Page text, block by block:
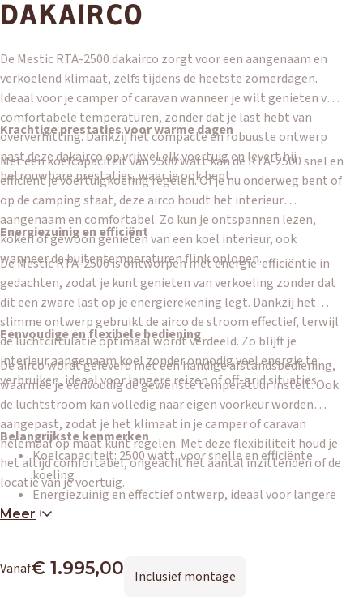
DAKAIRCO
De Mestic RTA-2500 dakairco zorgt voor een aangenaam en
verkoelend klimaat, zelfs tijdens de heetste zomerdagen.
Ideaal voor je camper of caravan wanneer je wilt genieten van
comfortabele temperaturen, zonder dat je last hebt van
oververhitting. Dankzij het compacte en robuuste ontwerp
past deze dakairco op vrijwel elk voertuig en levert hij
betrouwbare prestaties, waar je ook bent.
Krachtige prestaties voor warme dagen
Met een koelcapaciteit van 2500 watt kan de RTA-2500 snel en
efficiënt je voertuigkoeling regelen. Of je nu onderweg bent of
op de camping staat, deze airco houdt het interieur
aangenaam en comfortabel. Zo kun je ontspannen lezen,
koken of gewoon genieten van een koel interieur, ook
wanneer de buitentemperaturen flink oplopen.
Energiezuinig en efficiënt
De Mestic RTA-2500 is ontworpen met energie-efficiëntie in
gedachten, zodat je kunt genieten van verkoeling zonder dat
dit een zware last op je energierekening legt. Dankzij het
slimme ontwerp gebruikt de airco de stroom effectief, terwijl
de luchtcirculatie optimaal wordt verdeeld. Zo blijft je
interieur aangenaam koel zonder onnodig veel energie te
verbruiken, ideaal voor langere reizen of off-grid situaties.
Eenvoudige en flexibele bediening
De airco wordt geleverd met een handige afstandsbediening,
waarmee je eenvoudig de gewenste temperatuur instelt. Ook
de luchtstroom kan volledig naar eigen voorkeur worden
aangepast, zodat je het klimaat in je camper of caravan
helemaal op maat kunt regelen. Met deze flexibiliteit houd je
het altijd comfortabel, ongeacht het aantal inzittenden of de
locatie van je voertuig.
Belangrijkste kenmerken
Koelcapaciteit: 2500 watt, voor snelle en efficiënte
koeling
Energiezuinig en effectief ontwerp, ideaal voor langere
reizen
Compact en robuust, geschikt voor vrijwel elk camper-
Meer
Vanaf€ 1.995,00 Inclusief montage